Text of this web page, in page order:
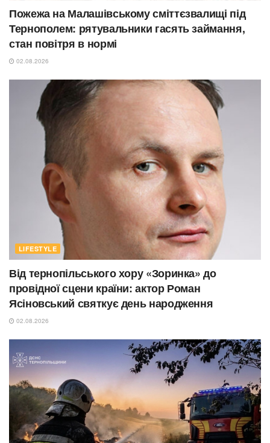
Пожежа на Малашівському сміттєзвалищі під
Тернополем: рятувальники гасять займання,
стан повітря в нормі
02.08.2026
LIFESTYLE
Від тернопільського хору «Зоринка» до
провідної сцени країни: актор Роман
Ясіновський святкує день народження
02.08.2026